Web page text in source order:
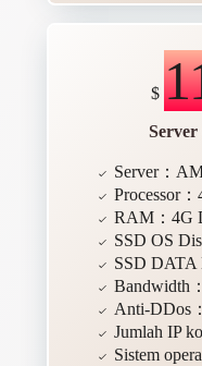
$
Server：
Processor
RAM：4G
SSD OS
SSD DATA
Bandwidth
Anti-DDos
Jumlah IP
Sistem